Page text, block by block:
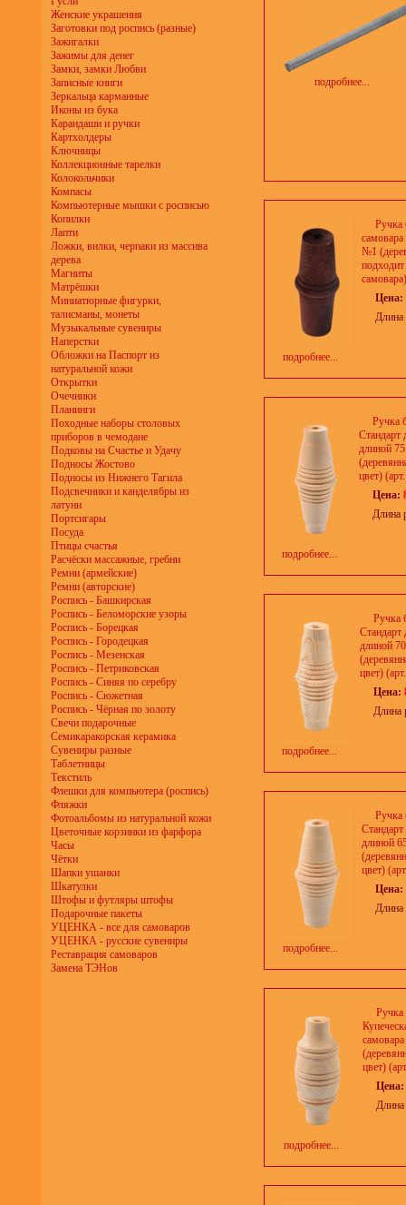
Женские украшения
Заготовки под роспись (разные)
Зажигалки
Зажимы для денег
Замки, замки Любви
Записные книги
Зеркальца карманные
Иконы из бука
Карандаши и ручки
Картхолдеры
Ключницы
Коллекционные тарелки
Колокольчики
Компасы
Компьютерные мышки с росписью
Копилки
Лапти
Ложки, вилки, черпаки из массива
дерева
Магниты
Матрёшки
Миниатюрные фигурки,
талисманы, монеты
Музыкальные сувениры
Наперстки
Обложки на Паспорт из
натуральной кожи
Открытки
Очечники
Планинги
Походные наборы столовых
приборов в чемодане
Подковы на Счастье и Удачу
Подносы Жостово
Подносы из Нижнего Тагила
Подсвечники и канделябры из
латуни
Портсигары
Посуда
Птицы счастья
Расчёски массажные, гребни
Ремни (армейские)
Ремни (авторские)
Роспись - Башкирская
Роспись - Беломорские узоры
Роспись - Борецкая
Роспись - Городецкая
Роспись - Мезенская
Роспись - Петриковская
Роспись - Синяя по серебру
Роспись - Сюжетная
Роспись - Чёрная по золоту
Свечи подарочные
Семикаракорская керамика
Сувениры разные
Таблетницы
Текстиль
Флешки для компьютера (роспись)
Фляжки
Фотоальбомы из натуральной кожи
Цветочные корзинки из фарфора
Часы
Чётки
Шапки ушанки
Шкатулки
Штофы и футляры штофы
Подарочные пакеты
УЦЕНКА - все для самоваров
УЦЕНКА - русские сувениры
Реставрация самоваров
Замена ТЭНов
подробнее...
подробнее...
Ручка
№1
Цена:
Длина
подробнее...
Ручка
Стандарт
длиной
цвет)
Цена:
Длина
подробнее...
Ручка
Стандарт
длиной
цвет)
Цена:
Длина
подробнее...
Ручка
длиной
цвет)
Цена:
Длина
подробнее...
Ручка
цвет)
Цена: